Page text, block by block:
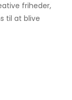
friheder,
til at blive